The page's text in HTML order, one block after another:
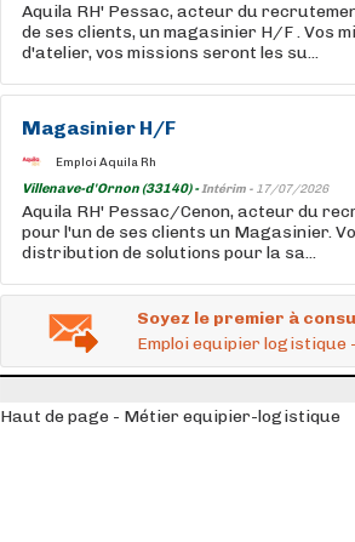
Aquila RH' Pessac, acteur du
de ses clients, un magasinier H/F . Vos
d'atelier, vos missions seront les su...
Magasinier H/F
Emploi Aquila Rh
Villenave-d'Ornon (33140) -Intérim - 17/07/2026
Aquila RH' Pessac/Cenon, acteur du
pour l'un de ses clients un Magasinier.
distribution de solutions pour la sa...
Soyez le premier à
Emploi equipier logistique
Haut de page - Métier equipier-logistique